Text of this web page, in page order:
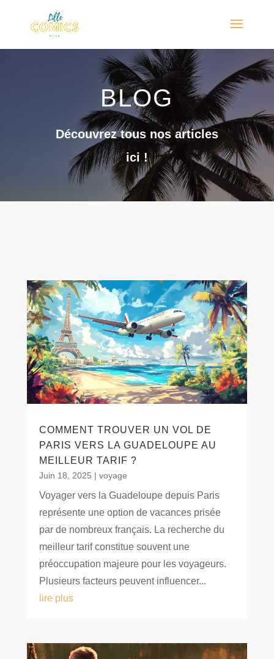
BLOG
Découvrez tous nos articles
ici !
COMMENT TROUVER UN VOL DE
PARIS VERS LA GUADELOUPE AU
MEILLEUR TARIF ?
Juin 18, 2025 | voyage
Voyager vers la Guadeloupe depuis Paris
représente une option de vacances prisée
par de nombreux français. La recherche du
meilleur tarif constitue souvent une
préoccupation majeure pour les voyageurs.
Plusieurs facteurs peuvent influencer...
lire plus